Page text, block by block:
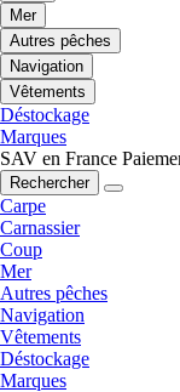
Mer
Autres pêches
Navigation
Vêtements
Déstockage
Marques
SAV en France
Rechercher
Carpe
Carnassier
Coup
Mer
Autres pêches
Navigation
Vêtements
Déstockage
Marques